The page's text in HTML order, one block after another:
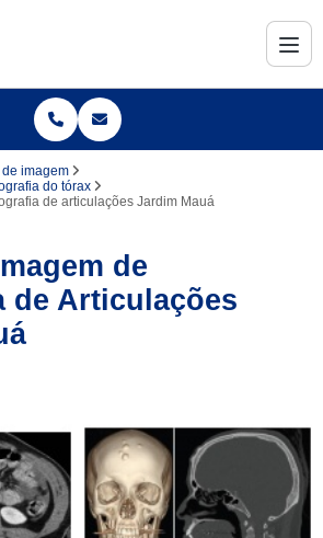
de imagem
do tórax
de articulações Jardim Mauá
de
de Articulações